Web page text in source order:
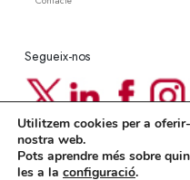
Segueix-nos
Newsletter ACPRI
Subscriu-te a la nostra newsletter
Utilitzem cookies per a
nostra web.
Pots aprendre més sobre
les a la configuració.